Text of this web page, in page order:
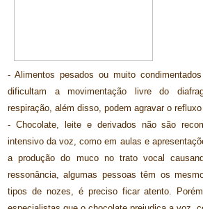
- Alimentos pesados ou muito
dificultam a movimentação livre do
respiração, além disso, podem agravar o refluxo
- Chocolate, leite e derivados não são
intensivo da voz, como em aulas e
a produção do muco no trato vocal
ressonância, algumas pessoas têm os
tipos de nozes, é preciso ficar atento.